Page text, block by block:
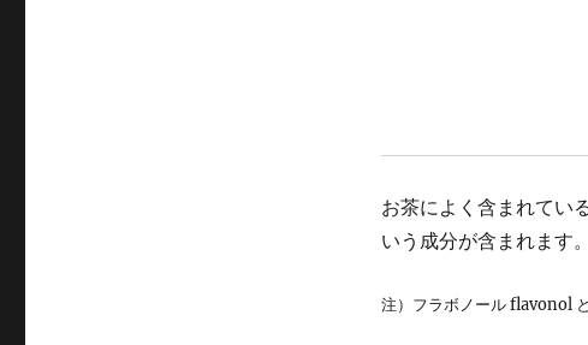
お茶によく含まれてい
いう成分が含まれます。
注）フラボノール flavonol と